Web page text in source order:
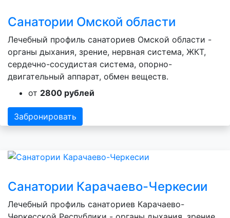
Санатории Омской области
Лечебный профиль санаториев Омской области -
органы дыхания, зрение, нервная система, ЖКТ,
сердечно-сосудистая система, опорно-
двигательный аппарат, обмен веществ.
от 2800 рублей
Забронировать
Санатории Карачаево-Черкесии
Лечебный профиль санаториев Карачаево-